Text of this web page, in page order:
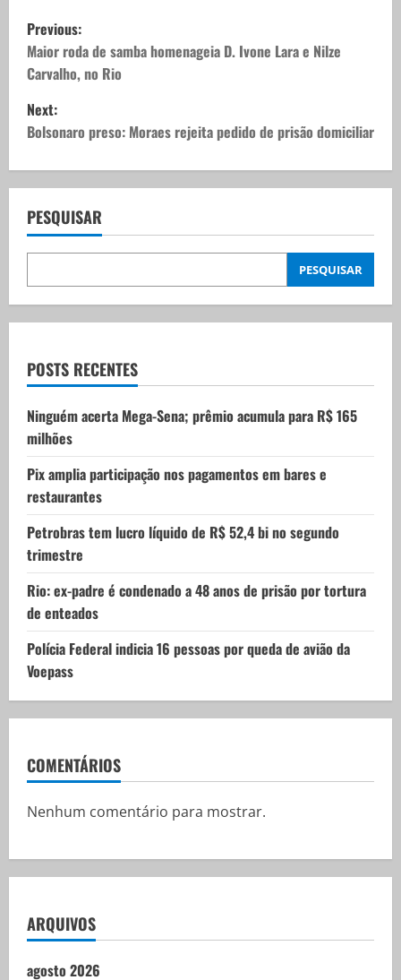
P
o
s
t
n
a
v
i
g
a
t
i
o
n
Previous:
Maior roda de samba homenageia D. Ivone Lara e Nilze
Carvalho, no Rio
Next:
Bolsonaro preso: Moraes rejeita pedido de prisão domiciliar
PESQUISAR
PESQUISAR
POSTS RECENTES
Ninguém acerta Mega-Sena; prêmio acumula para R$ 165
milhões
Pix amplia participação nos pagamentos em bares e
restaurantes
Petrobras tem lucro líquido de R$ 52,4 bi no segundo
trimestre
Rio: ex-padre é condenado a 48 anos de prisão por tortura
de enteados
Polícia Federal indicia 16 pessoas por queda de avião da
Voepass
COMENTÁRIOS
Nenhum comentário para mostrar.
ARQUIVOS
agosto 2026